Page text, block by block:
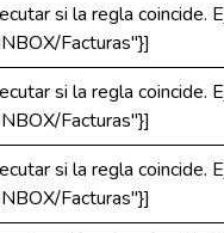
si la regla coincide.
Facturas"}]
si la regla coincide.
Facturas"}]
si la regla coincide.
Facturas"}]